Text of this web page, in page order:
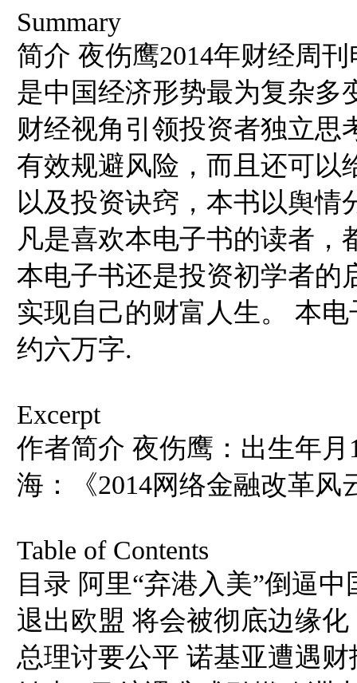
Summary
简介 夜伤鹰2014年财经周
是中国经济形势最为复杂多
财经视角引领投资者独立思
有效规避风险，而且还可以
以及投资诀窍，本书以舆
凡是喜欢本电子书的读者
本电子书还是投资初学者的
实现自己的财富人生。 本
约六万字.
Excerpt
作者简介 夜伤鹰：出生年月
海：《2014网络金融改革风
Table of Contents
目录 阿里“弃港入美”倒逼
退出欧盟 将会被彻底边缘
总理讨要公平 诺基亚遭遇